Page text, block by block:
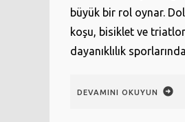
büyük bir rol oynar.
koşu, bisiklet ve
dayanıklılık sporlarında
DEVAMINI OKUYUN